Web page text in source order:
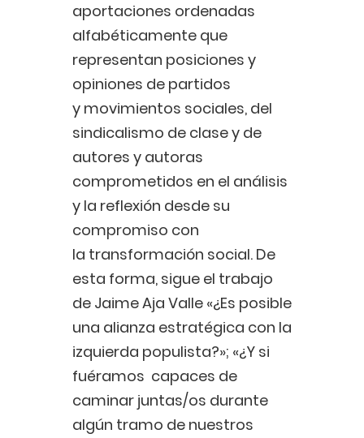
aportaciones ordenadas
alfabéticamente que
representan posiciones y
opiniones de partidos
y movimientos sociales, del
sindicalismo de clase y de
autores y autoras
comprometidos en el análisis
y la reflexión desde su
compromiso con
la transformación social. De
esta forma, sigue el trabajo
de Jaime Aja Valle «¿Es posible
una alianza estratégica con la
izquierda populista?»; «¿Y si
fuéramos capaces de
caminar juntas/os durante
algún tramo de nuestros